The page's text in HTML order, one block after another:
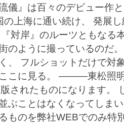
儀』は百々のデビュー作
の上海に通い続け、 発展
対岸』のルーツともな
のように撮っているのだ
、 フルショットだけで対
こに見る。 ―――東松照
されたものになります。
ぶことはなくなってしま
ものを弊社WEBでのみ特